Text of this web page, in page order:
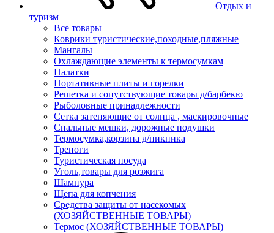
Отдых и
туризм
Все товары
Коврики туристические,походные,пляжные
Мангалы
Охлаждающие элементы к термосумкам
Палатки
Портативные плиты и горелки
Решетка и сопутствующие товары д/барбекю
Рыболовные принадлежности
Сетка затеняющие от солнца , маскировочные
Спальные мешки, дорожные подушки
Термосумка,корзина д/пикника
Треноги
Туристическая посуда
Уголь,товары для розжига
Шампура
Щепа для копчения
Средства защиты от насекомых
(ХОЗЯЙСТВЕННЫЕ ТОВАРЫ)
Термос (ХОЗЯЙСТВЕННЫЕ ТОВАРЫ)